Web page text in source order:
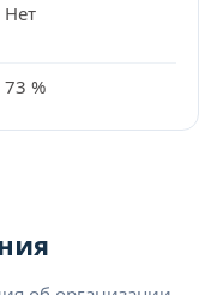
Нет
73 %